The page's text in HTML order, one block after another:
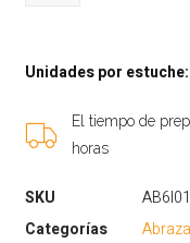
Unidades por
El tiempo de
horas
SKU
Categorías